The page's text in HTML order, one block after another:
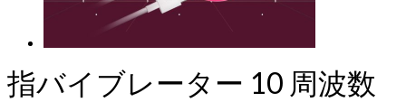
指バイブレーター 10 周波数